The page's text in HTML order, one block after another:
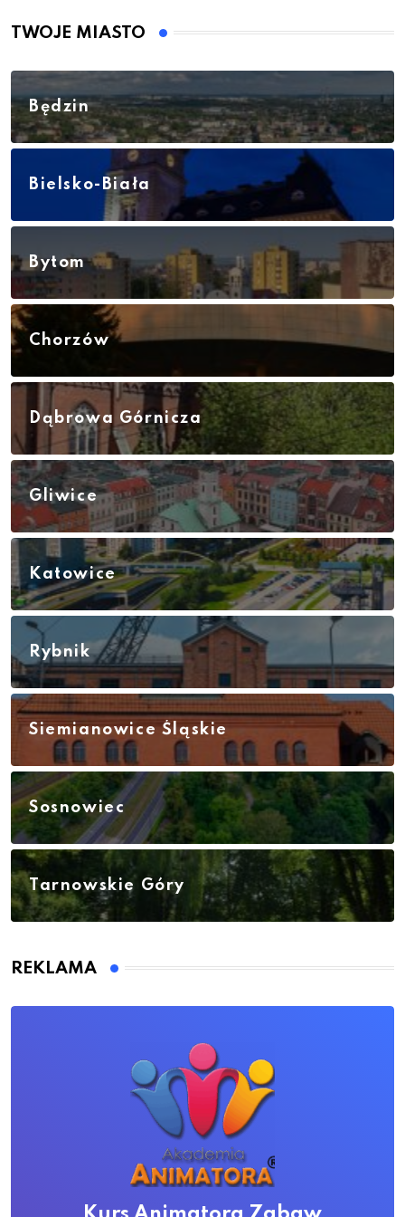
TWOJE MIASTO
Będzin
Bielsko-Biała
Bytom
Chorzów
Dąbrowa Górnicza
Gliwice
Katowice
Rybnik
Siemianowice Śląskie
Sosnowiec
Tarnowskie Góry
REKLAMA